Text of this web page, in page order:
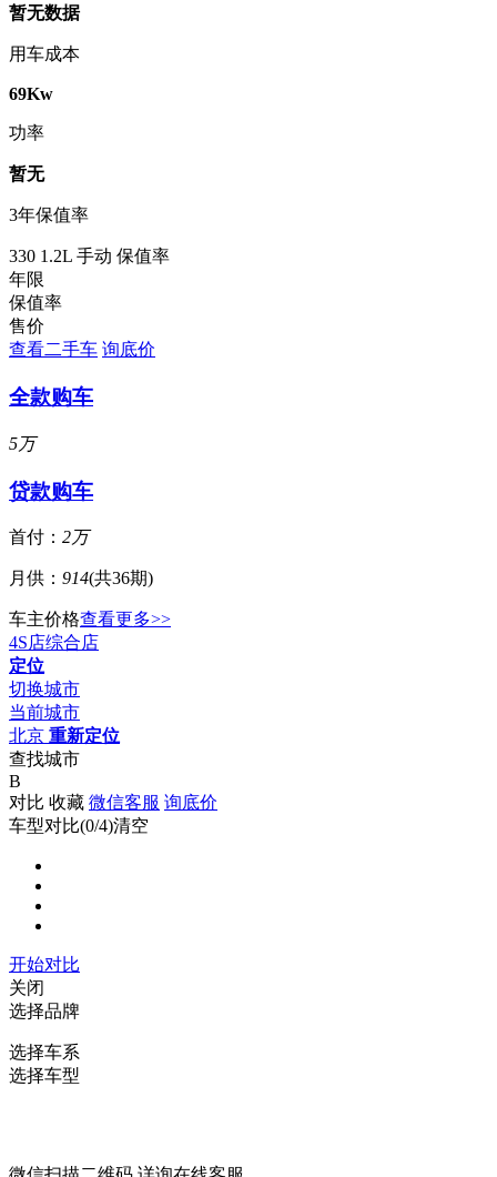
暂无数据
用车成本
69Kw
功率
暂无
3年保值率
330 1.2L 手动 保值率
年限
保值率
售价
查看二手车 询底价
全款购车
5万
贷款购车
首付： 2万
月供： 914(共36期)
车主价格查看更多>>
4S店综合店
定位
切换城市
当前城市
北京 重新定位
查找城市
B
对比 收藏 微信客服 询底价
车型对比(0/4)清空
开始对比
关闭
选择品牌
选择车系
选择车型